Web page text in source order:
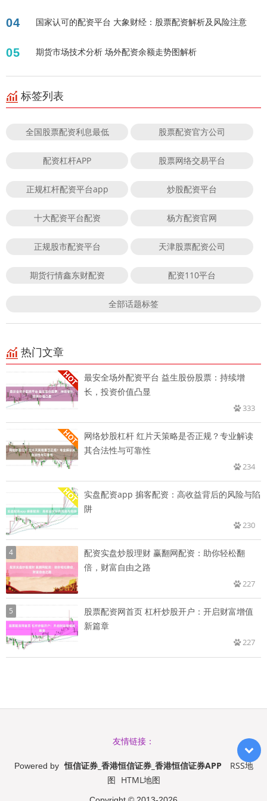
04 国家认可的配资平台 大象财经：股票配资解析及风险注意
05 期货市场技术分析 场外配资余额走势图解析
标签列表
全国股票配资利息最低 股票配资官方公司
配资杠杆APP 股票网络交易平台
正规杠杆配资平台app 炒股配资平台
十大配资平台配资 杨方配资官网
正规股市配资平台 天津股票配资公司
期货行情鑫东财配资 配资110平台
全部话题标签
热门文章
最安全场外配资平台 益生股份股票：持续增
长，投资价值凸显
333
网络炒股杠杆 红片天策略是否正规？专业解读
其合法性与可靠性
234
实盘配资app 掮客配资：高收益背后的风险与陷
阱
230
4
配资实盘炒股理财 赢翻网配资：助你轻松翻
倍，财富自由之路
227
5
股票配资网首页 杠杆炒股开户：开启财富增值
新篇章
227
友情链接：
Powered by 恒信证券_香港恒信证券_香港恒信证券APP
RSS地
图 HTML地图